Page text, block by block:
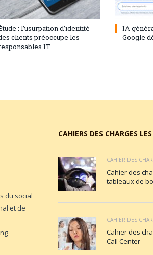
2023 0
: l’usurpation d’identité
clients préoccupe les
IT
28 juillet
IA
Google
du social
et de
CAHIERS DES CHARGES
CAHIER DES
Cahier des
tableaux de
CAHIER DES
Cahier des
Call Center